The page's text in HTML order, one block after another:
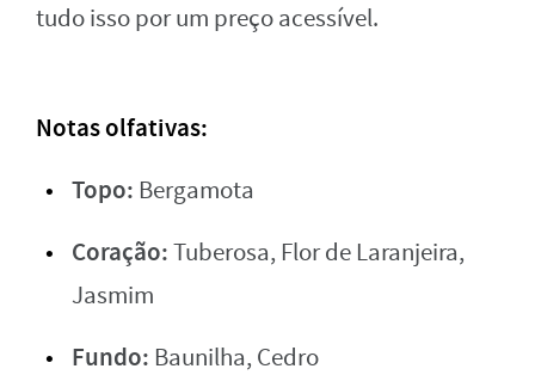
tudo isso por um preço acessível.
Notas olfativas:
Topo: Bergamota
Coração:Tuberosa, Flor de Laranjeira,
Jasmim
Fundo: Baunilha, Cedro